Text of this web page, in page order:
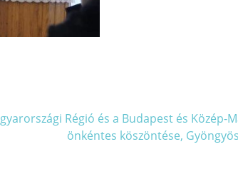
Régió és a Budapest és Közép-
önkéntes köszöntése,